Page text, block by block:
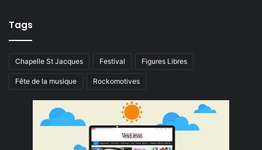
Tags
Chapelle St Jacques Festival Figures Libres
Fête de la musique Rockomotives